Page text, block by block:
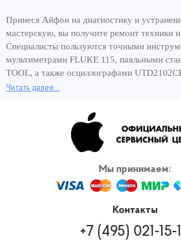
Принеся Айфон на диагностику и
мастерскую, вы получите ремонт техники
Специалисты пользуются точными
мультиметрами FLUKE 115, паяльными
TOOL, а также осциллографами
вот составляющие быстрого ремонта за 1
пользоваться смартфоном и сэкономить
обращайтесь для ремонта кнопки вибро
официальный сервис Apple. Вернём
кратчайшие сроки! И никаких переплат за
Читать далее...
Мы принимаем:
Контакты
+7 (495) 021-15-